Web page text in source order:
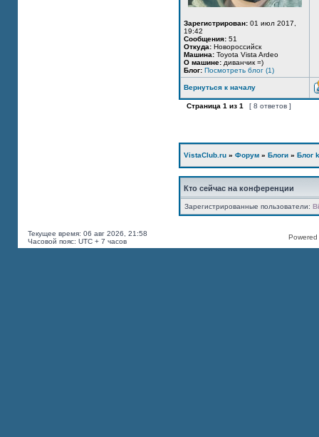
Зарегистрирован: 01 июл 2017,
19:42
Сообщения: 51
Откуда: Новороссийск
Машина: Toyota Vista Ardeo
О машине: диванчик =)
Блог: Посмотреть блог (1)
Вернуться к началу
Страница 1 из 1 [ 8 ответов ]
VistaClub.ru » Форум » Блоги » Блог
Кто сейчас на конференции
Зарегистрированные пользователи:
Текущее время: 06 авг 2026, 21:58
Часовой пояс: UTC + 7 часов